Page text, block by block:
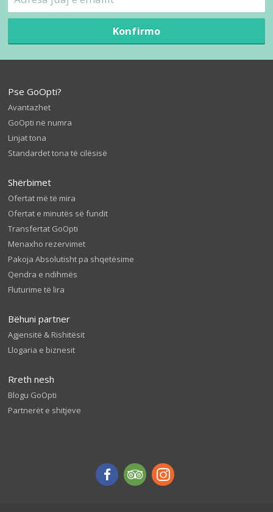
Konfirmo
Pse GoOpti?
Avantazhet
GoOpti në numra
Linjat tona
Standardet tona të cilësisë
Shërbimet
Ofertat më të mira
Ofertat e minutës së fundit
Transfertat GoOpti
Menaxho rezervimet
Pakoja Absolutisht pa shqetësime
Qendra e ndihmës
Fluturime të lira
Bëhuni partner
Agjensitë & Rishitësit
Llogaria e biznesit
Rreth nesh
Blogu GoOpti
Partnerët e shitjeve